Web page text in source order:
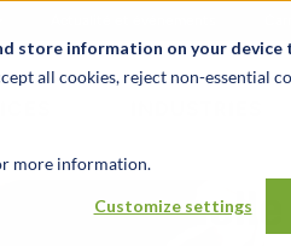
store information on your
all cookies, reject non-essential
more information.
Customize settings
personnelle